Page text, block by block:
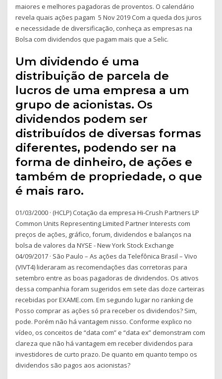
maiores e melhores pagadoras de proventos. O calendário
revela quais ações pagam 5 Nov 2019 Com a queda dos juros
e necessidade de diversificação, conheça as empresas na
Bolsa com dividendos que pagam mais que a Selic.
Um dividendo é uma
distribuição de parcela de
lucros de uma empresa a um
grupo de acionistas. Os
dividendos podem ser
distribuídos de diversas formas
diferentes, podendo ser na
forma de dinheiro, de ações e
também de propriedade, o que
é mais raro.
01/03/2000 · (HCLP) Cotação da empresa Hi-Crush Partners LP
Common Units Representing Limited Partner Interests com
preços de ações, gráfico, forum, dividendos e balanços na
bolsa de valores da NYSE - New York Stock Exchange
04/09/2017 · São Paulo – As ações da Telefônica Brasil – Vivo
(VIVT4) lideraram as recomendações das corretoras para
setembro entre as boas pagadoras de dividendos. Os ativos
dessa companhia foram sugeridos em sete das doze carteiras
recebidas por EXAME.com. Em segundo lugar no ranking de
Posso comprar as ações só pra receber os dividendos? Sim,
pode. Porém não há vantagem nisso. Conforme explico no
vídeo, os conceitos de “data com” e “data ex” demonstram com
clareza que não há vantagem em receber dividendos para
investidores de curto prazo. De quanto em quanto tempo os
dividendos são pagos aos acionistas?